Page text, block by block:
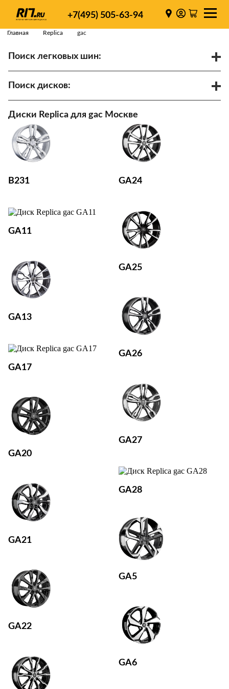
+7(495) 505-63-94
Главная Replica gac
Поиск легковых шин:
Поиск дисков:
ET
Ступица
Найти
Диски Replica для gac Москве
B231
GA11
GA13
GA17
GA20
GA21
GA22
GA24
GA25
GA26
GA27
GA28
GA5
GA6